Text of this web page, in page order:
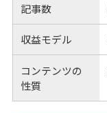
記事数
収益モデル
コンテンツの
性質